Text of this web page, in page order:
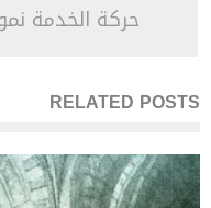
حركة الخدمة
RELATED POSTS